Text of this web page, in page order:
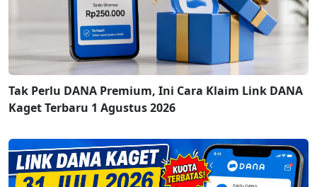
Tak Perlu DANA Premium, Ini Cara Klaim Link DANA
Kaget Terbaru 1 Agustus 2026